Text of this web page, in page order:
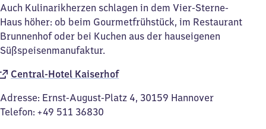
Auch Kulinarikherzen schlagen in dem Vier-Sterne-
Haus höher: ob beim Gourmetfrühstück, im Restaurant
Brunnenhof oder bei Kuchen aus der hauseigenen
Süßspeisenmanufaktur.
Central-Hotel Kaiserhof
Adresse: Ernst-August-Platz 4, 30159 Hannover
Telefon: +49 511 36830